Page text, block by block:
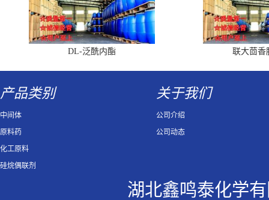
DL-泛酰内酯 联大茴香
产品类别
中间体
原料药
化工原料
硅烷偶联剂
关于我们
公司介绍
公司动态
湖北鑫鸣泰化学